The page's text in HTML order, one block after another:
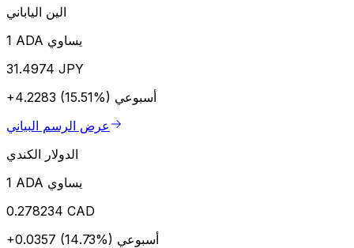
الين الياباني
1 ADA يساوي
31.4974 JPY
+4.2283 (15.51%) أسبوعي
عرض الرسم البياني
الدولار الكندي
1 ADA يساوي
0.278234 CAD
+0.0357 (14.73%) أسبوعي